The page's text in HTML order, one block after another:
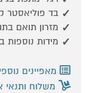
בד פוליאסטר
מזרון תואם
מידות
מאפיינים
משלוח